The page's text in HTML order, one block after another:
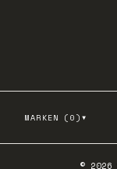
MARKEN ( 0 ) ▾
© 2026